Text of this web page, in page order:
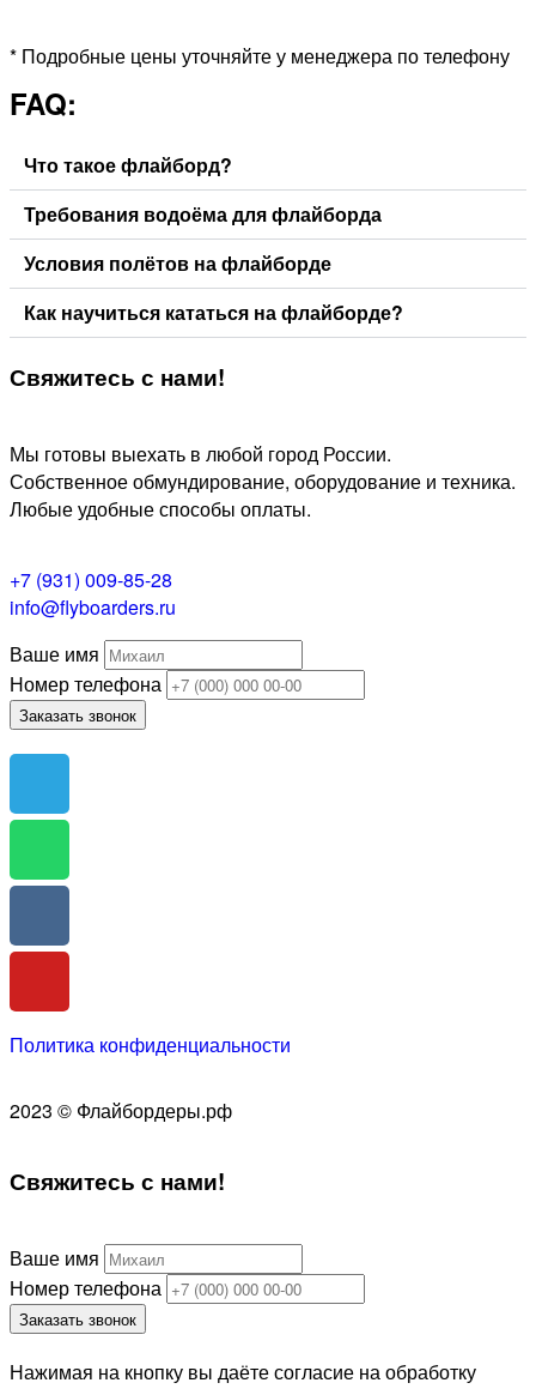
* Подробные цены уточняйте у менеджера по телефону
FAQ:
Что такое флайборд?
Требования водоёма для флайборда
Условия полётов на флайборде
Как научиться кататься на флайборде?
Свяжитесь с нами!
Мы готовы выехать в любой город России.
Собственное обмундирование, оборудование и техника.
Любые удобные способы оплаты.
+7 (931) 009-85-28
info@flyboarders.ru
Ваше имя
Номер телефона
Заказать звонок
Политика конфиденциальности
2023 © Флайбордеры.рф
Свяжитесь с нами!
Ваше имя
Номер телефона
Заказать звонок
Нажимая на кнопку вы даёте согласие на обработку